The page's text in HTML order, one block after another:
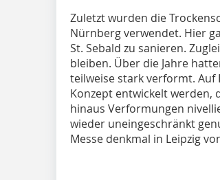
Zuletzt wurden die
Nürnberg verwendet. Hier
St. Sebald zu sanieren.
bleiben. Über die Jahre
teilweise stark verformt. Auf
Konzept entwickelt
hinaus Verformungen
wieder uneingeschränkt
Messe denkmal in Leipzig